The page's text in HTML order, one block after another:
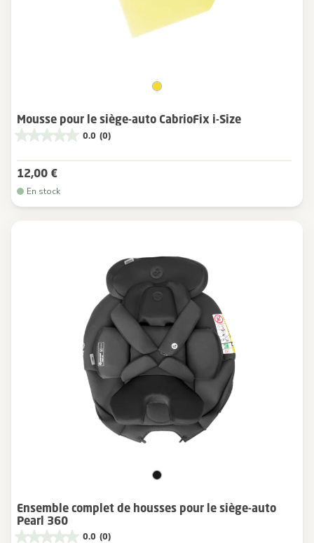
Mousse pour le siège-auto CabrioFix i-Size
0.0 (0)
12,00 €
En stock
Ensemble complet de housses pour le siège-auto
Pearl 360
0.0 (0)